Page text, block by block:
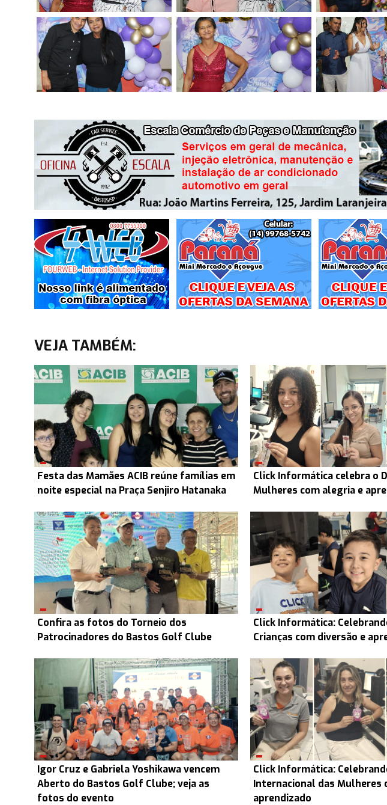
VEJA TAMBÉM:
Festa das Mamães ACIB reúne famílias em
noite especial na Praça Senjiro Hatanaka
Click Informática celebra o
Mulheres com alegria e
Confira as fotos do Torneio dos
Patrocinadores do Bastos Golf Clube
Click Informática:
Crianças com diversão e
Igor Cruz e Gabriela Yoshikawa vencem
Aberto do Bastos Golf Clube; veja as
fotos do evento
Click Informática:
Internacional das Mulheres
aprendizado